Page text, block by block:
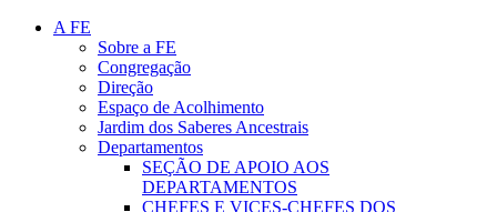
A FE
Sobre a FE
Congregação
Direção
Espaço de Acolhimento
Jardim dos Saberes Ancestrais
Departamentos
SEÇÃO DE APOIO AOS
DEPARTAMENTOS
CHEFES E VICES-CHEFES DOS